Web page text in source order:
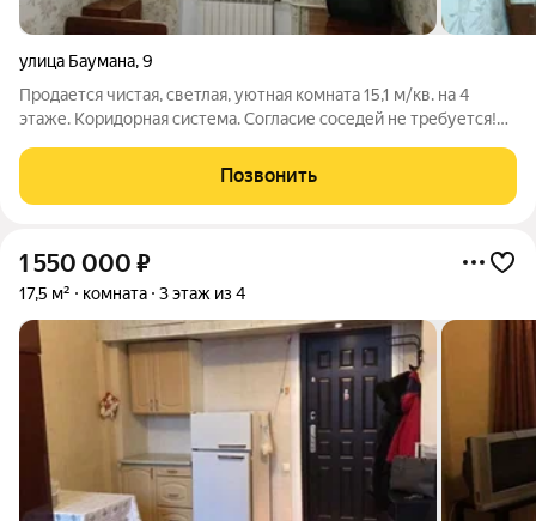
улица Баумана,9
Продается чистая, светлая, уютная комната 15,1 м/кв. на 4
этаже. Коридорная система. Согласие соседей не требуется!
так же остановки общественного транспорта автобус,
трамвай, троллейбус.
Позвонить
1 550 000 ₽
17,5 м² комната 3 этаж из 4